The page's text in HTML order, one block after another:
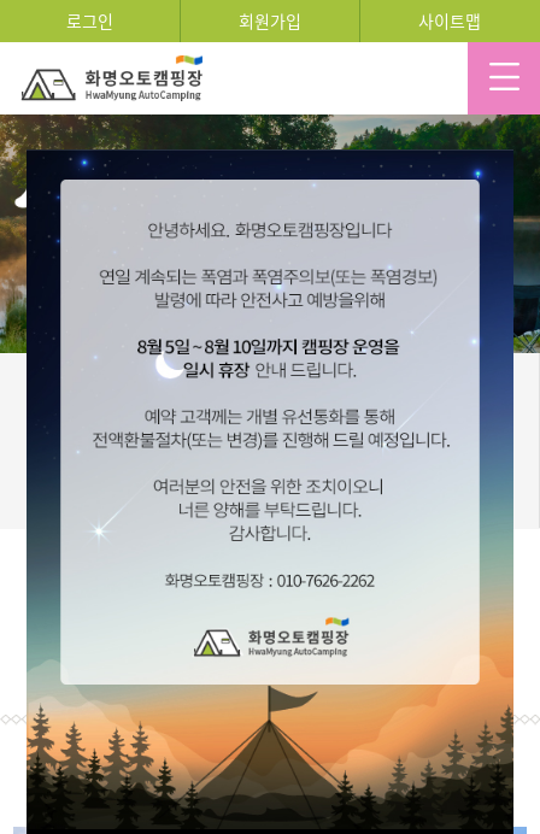
로그인 회원가입 사이트맵
추첨예약 추첨예약확인
010-7626-2262
Photo Galley
포토갤러리를 통해 다양한 즐거움을 경험해 보세요.
닫기